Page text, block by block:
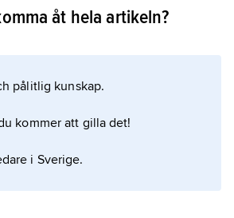
ocksååt hela artikeln?
pålitlig kunskap.
kommer att gilla det!
i Sverige.